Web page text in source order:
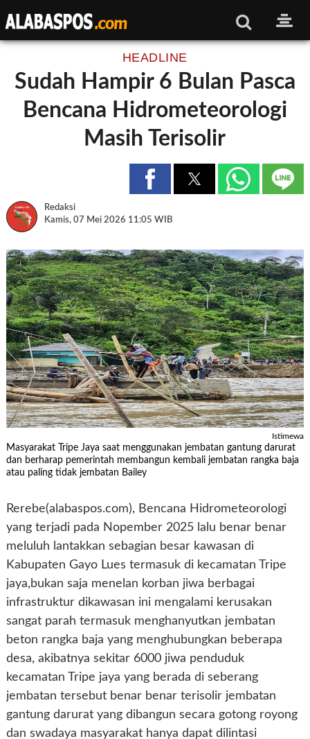
HEADLINE
Sudah Hampir 6 Bulan Pasca
Bencana Hidrometeorologi
Masih Terisolir
Redaksi
Kamis, 07 Mei 2026 11:05 WIB
Istimewa
Masyarakat Tripe Jaya saat menggunakan jembatan gantung darurat
dan berharap pemerintah membangun kembali jembatan rangka baja
atau paling tidak jembatan Bailey
Rerebe(alabaspos.com), Bencana Hidrometeorologi
yang terjadi pada Nopember 2025 lalu benar benar
meluluh lantakkan sebagian besar kawasan di
Kabupaten Gayo Lues termasuk di kecamatan Tripe
jaya,bukan saja menelan korban jiwa berbagai
infrastruktur dikawasan ini mengalami kerusakan
sangat parah termasuk menghanyutkan jembatan
beton rangka baja yang menghubungkan beberapa
desa, akibatnya sekitar 6000 jiwa penduduk
kecamatan Tripe jaya yang berada di seberang
jembatan tersebut benar benar terisolir jembatan
gantung darurat yang dibangun secara gotong royong
dan swadaya masyarakat hanya dapat dilintasi